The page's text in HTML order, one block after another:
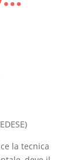
la tecnica